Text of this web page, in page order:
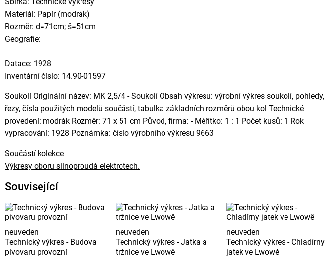
Materiál: Papír (modrák)
Rozměr: d=71cm; š=51cm
Geografie:
Datace: 1928
Inventární číslo: 14.90-01597
Soukolí Originální název: MK 2,5/4 - Soukolí Obsah výkresu: výrobní výkres soukolí, pohledy,
řezy, čísla použitých modelů součástí, tabulka základních rozměrů obou kol Technické
provedení: modrák Rozměr: 71 x 51 cm Původ, firma: - Měřítko: 1 : 1 Počet kusů: 1 Rok
vypracování: 1928 Poznámka: číslo výrobního výkresu 9663
Součástí kolekce
Výkresy oboru silnoproudá elektrotech.
Související
neuveden
Technický výkres - Budova
pivovaru provozní
neuveden
Technický výkres - Jatka a
tržnice ve Lwowě
neuveden
Technický výkres - Chladírny
jatek ve Lwowě